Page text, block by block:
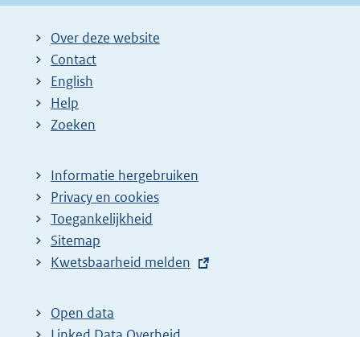
Over deze website
Contact
English
Help
Zoeken
Informatie hergebruiken
Privacy en cookies
Toegankelijkheid
Sitemap
E
t
e
Kwetsbaarheid melden
Open data